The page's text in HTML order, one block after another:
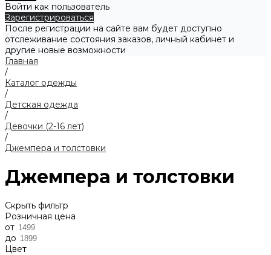
Войти как пользователь
Зарегистрироваться
После регистрации на сайте вам будет доступно
отслеживание состояния заказов, личный кабинет и
другие новые возможности
Главная
/
Каталог одежды
/
Детская одежда
/
Девочки (2-16 лет)
/
Джемпера и толстовки
Джемпера и толстовки
Скрыть фильтр
Розничная цена
от
до
Цвет